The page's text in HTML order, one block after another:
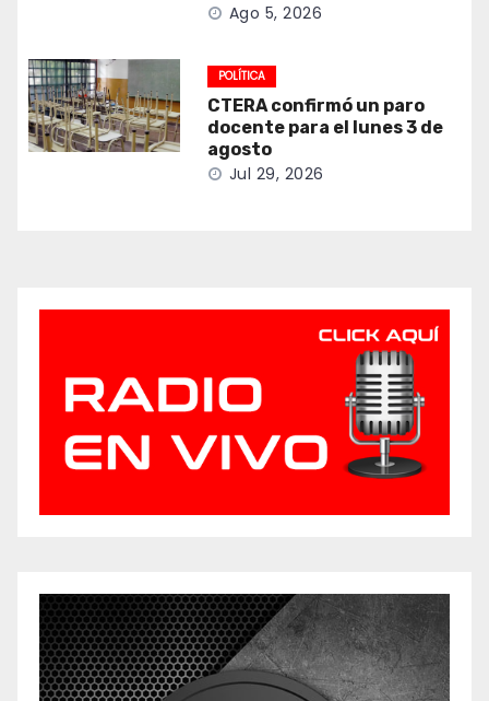
Ago 5, 2026
POLÍTICA
CTERA confirmó un paro
docente para el lunes 3 de
agosto
Jul 29, 2026